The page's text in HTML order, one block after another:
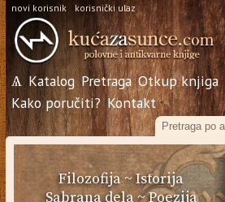
novi korisnik korisnički ulaz
Ѧ Katalog Pretraga Otkup knjiga
Kako poručiti? Kontakt
Filozofija~Istorija
Sabrana dela~Poezija